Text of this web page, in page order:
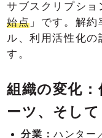
サブスクリプショ
始点 」です。解
ル、利用活性化の
す。
組織の変化
ーツ、そし
分業：ハンター